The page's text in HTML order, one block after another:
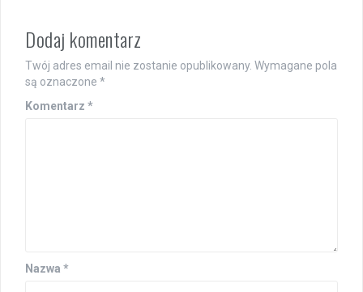
Dodaj komentarz
Twój adres email nie zostanie opublikowany. Wymagane pola
są oznaczone *
Komentarz *
Nazwa *